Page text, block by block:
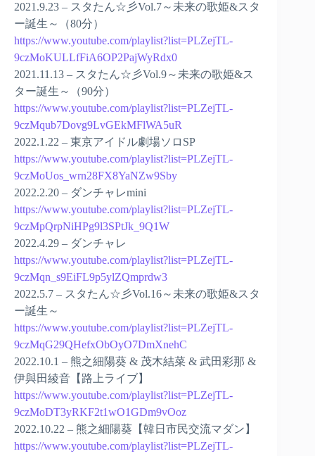
2021.9.23 – スタたん☆彡Vol.7～未来の歌姫&スタ
ー誕生～（80分）
https://www.youtube.com/playlist?list=PLZejTL-
9czMoKULLfFiA6OP2PajWyRdx0
2021.11.13 – スタたん☆彡Vol.9～未来の歌姫&ス
ター誕生～（90分）
https://www.youtube.com/playlist?list=PLZejTL-
9czMqub7Dovg9LvGEkMFlWA5uR
2022.1.22 – 東京アイドル劇場ソロSP
https://www.youtube.com/playlist?list=PLZejTL-
9czMoUos_wrn28FX8YaNZw9Sby
2022.2.20 – ダンチャレmini
https://www.youtube.com/playlist?list=PLZejTL-
9czMpQrpNiHPg9l3SPtJk_9Q1W
2022.4.29 – ダンチャレ
https://www.youtube.com/playlist?list=PLZejTL-
9czMqn_s9EiFL9p5ylZQmprdw3
2022.5.7 – スタたん☆彡Vol.16～未来の歌姫&スタ
ー誕生～
https://www.youtube.com/playlist?list=PLZejTL-
9czMqG29QHefxObOyO7DmXnehC
2022.10.1 – 熊之細陽葵 & 茂木結菜 & 武田彩那 &
伊與田綾音【路上ライブ】
https://www.youtube.com/playlist?list=PLZejTL-
9czMoDT3yRKF2t1wO1GDm9vOoz
2022.10.22 – 熊之細陽葵【韓日市民交流マダン】
https://www.youtube.com/playlist?list=PLZejTL-